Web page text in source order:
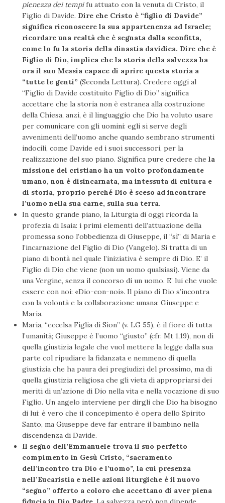
pienezza dei tempifu attuato con la venuta di Cristo, il
Figlio di Davide. Dire che Cristo è “figlio di Davide”
significa riconoscere la sua appartenenza ad Israele;
ricordare una realtà che è segnata dalla sconfitta,
come lo fu la storia della dinastia davidica. Dire che è
Figlio di Dio, implica che la storia della salvezza ha
ora il suo Messia capace di aprire questa storia a
“tutte le genti” (Seconda Lettura). Credere oggi al
“Figlio di Davide costituito Figlio di Dio” significa
accettare che la storia non è estranea alla costruzione
della Chiesa, anzi, è il linguaggio che Dio ha voluto usare
per comunicare con gli uomini: egli si serve degli
avvenimenti dell’uomo anche quando sembrano strumenti
indocili, come Davide ed i suoi successori, per la
realizzazione del suo piano. Significa pure credere che la
missione del cristiano ha un volto profondamente
umano, non è disincarnata, ma intessuta di cultura e
di storia, proprio perché Dio è sceso ad incontrare
l’uomo nella sua carne, sulla sua terra.
In questo grande piano, la Liturgia di oggi ricorda la
profezia di Isaia: i primi elementi dell’attuazione della
promessa sono l’obbedienza di Giuseppe, il “sì” di Maria e
l’incarnazione del Figlio di Dio (Vangelo). Si tratta di un
piano di bontà nel quale l’iniziativa è sempre di Dio. E’ il
Figlio di Dio che viene (non un uomo qualsiasi). Viene da
una Vergine, senza il concorso di un uomo. E’ lui che vuole
essere con noi: «Dio-con-noi». Il piano di Dio s’incontra
con la volontà e la collaborazione umana: Giuseppe e
Maria.
Maria, “eccelsa Figlia di Sion” (v. LG 55), è il fiore di tutta
l’umanità; Giuseppe è l’uomo “giusto” (cfr. Mt 1,19), non di
quella giustizia legale che vuol mettere la legge dalla sua
parte col ripudiare la fidanzata e nemmeno di quella
giustizia che ha paura dei pregiudizi del prossimo, ma di
quella giustizia religiosa che gli vieta di appropriarsi dei
meriti di un’azione di Dio nella vita e nella vocazione di suo
Figlio. Un angelo interviene per dirgli che Dio ha bisogno
di lui: è vero che il concepimento è opera dello Spirito
Santo, ma Giuseppe deve far entrare il bambino nella
discendenza di Davide.
Il segno dell’Emmanuele trova il suo perfetto
compimento in Gesù Cristo, “sacramento
dell’incontro tra Dio e l’uomo”, la cui presenza
nell’Eucaristia e nelle azioni liturgiche è il nuovo
“segno” offerto a coloro che accettano di aver piena